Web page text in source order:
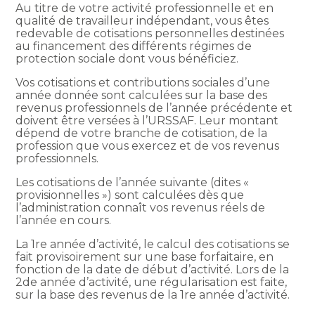
Au titre de votre activité professionnelle et en
qualité de travailleur indépendant, vous êtes
redevable de cotisations personnelles destinées
au financement des différents régimes de
protection sociale dont vous bénéficiez.
Vos cotisations et contributions sociales d’une
année donnée sont calculées sur la base des
revenus professionnels de l’année précédente et
doivent être versées à l’URSSAF. Leur montant
dépend de votre branche de cotisation, de la
profession que vous exercez et de vos revenus
professionnels.
Les cotisations de l’année suivante (dites «
provisionnelles ») sont calculées dès que
l’administration connaît vos revenus réels de
l’année en cours.
La 1re année d’activité, le calcul des cotisations se
fait provisoirement sur une base forfaitaire, en
fonction de la date de début d’activité. Lors de la
2de année d’activité, une régularisation est faite,
sur la base des revenus de la 1re année d’activité.